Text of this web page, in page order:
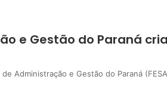
e Gestão do Paraná
Administração e Gestão do Paraná